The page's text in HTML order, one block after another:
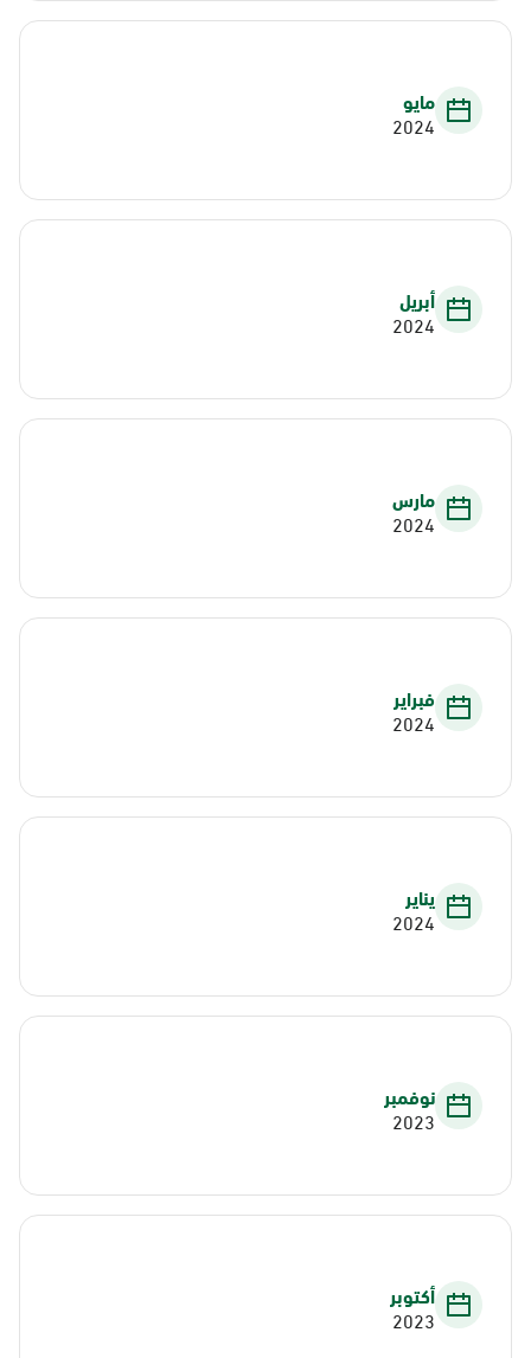
مايو
2024
أبريل
2024
مارس
2024
فبراير
2024
يناير
2024
نوفمبر
2023
أكتوبر
2023